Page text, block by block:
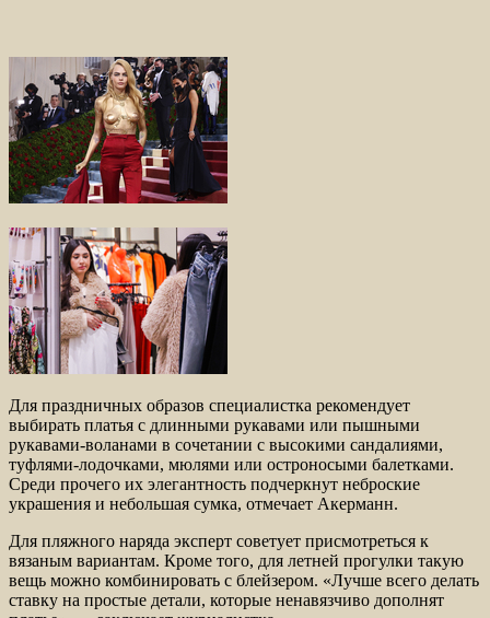
Для праздничных образов специалистка рекомендует
выбирать платья с длинными рукавами или пышными
рукавами-воланами в сочетании с высокими сандалиями,
туфлями-лодочками, мюлями или остроносыми балетками.
Среди прочего их элегантность подчеркнут неброские
украшения и небольшая сумка, отмечает Акерманн.
Для пляжного наряда эксперт советует присмотреться к
вязаным вариантам. Кроме того, для летней прогулки такую
вещь можно комбинировать с блейзером. «Лучше всего делать
ставку на простые детали, которые ненавязчиво дополнят